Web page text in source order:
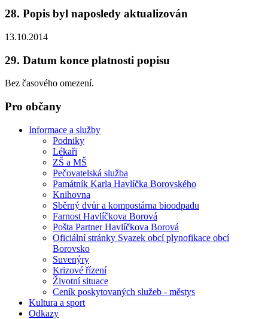
28. Popis byl naposledy aktualizován
13.10.2014
29. Datum konce platnosti popisu
Bez časového omezení.
Pro občany
Informace a služby
Podniky
Lékaři
ZŠ a MŠ
Pečovatelská služba
Památník Karla Havlíčka Borovského
Knihovna
Sběrný dvůr a kompostárna bioodpadu
Farnost Havlíčkova Borová
Pošta Partner Havlíčkova Borová
Oficiální stránky Svazek obcí plynofikace obcí
Borovsko
Suvenýry
Krizové řízení
Životní situace
Ceník poskytovaných služeb - městys
Kultura a sport
Odkazy